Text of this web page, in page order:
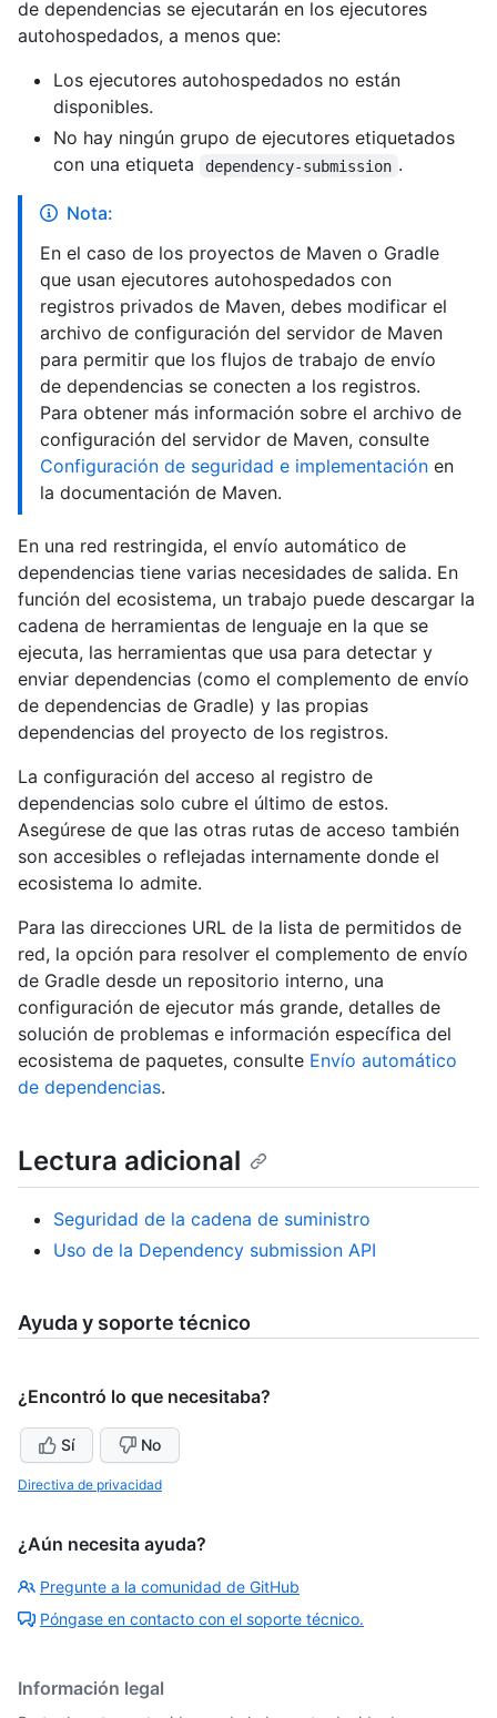
de dependencias se ejecutarán en los ejecutores
autohospedados, a menos que:
Los ejecutores autohospedados no están
disponibles.
No hay ningún grupo de ejecutores etiquetados
con una etiqueta
dependency-submission .
Nota:
En el caso de los proyectos de Maven o Gradle
que usan ejecutores autohospedados con
registros privados de Maven, debes modificar el
archivo de configuración del servidor de Maven
para permitir que los flujos de trabajo de envío
de dependencias se conecten a los registros.
Para obtener más información sobre el archivo de
configuración del servidor de Maven, consulte
Configuración de seguridad e implementación en
la documentación de Maven.
En una red restringida, el envío automático de
dependencias tiene varias necesidades de salida. En
función del ecosistema, un trabajo puede descargar la
cadena de herramientas de lenguaje en la que se
ejecuta, las herramientas que usa para detectar y
enviar dependencias (como el complemento de envío
de dependencias de Gradle) y las propias
dependencias del proyecto de los registros.
La configuración del acceso al registro de
dependencias solo cubre el último de estos.
Asegúrese de que las otras rutas de acceso también
son accesibles o reflejadas internamente donde el
ecosistema lo admite.
Para las direcciones URL de la lista de permitidos de
red, la opción para resolver el complemento de envío
de Gradle desde un repositorio interno, una
configuración de ejecutor más grande, detalles de
solución de problemas e información específica del
ecosistema de paquetes, consulte Envío automático
de dependencias.
Lectura adicional
Seguridad de la cadena de suministro
Uso de la Dependency submission API
Ayuda y soporte técnico
¿Encontró lo que necesitaba?
Sí No
Directiva de privacidad
¿Aún necesita ayuda?
Pregunte a la comunidad de GitHub
Póngase en contacto con el soporte técnico.
Información legal